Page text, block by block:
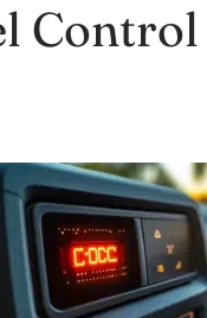
Control